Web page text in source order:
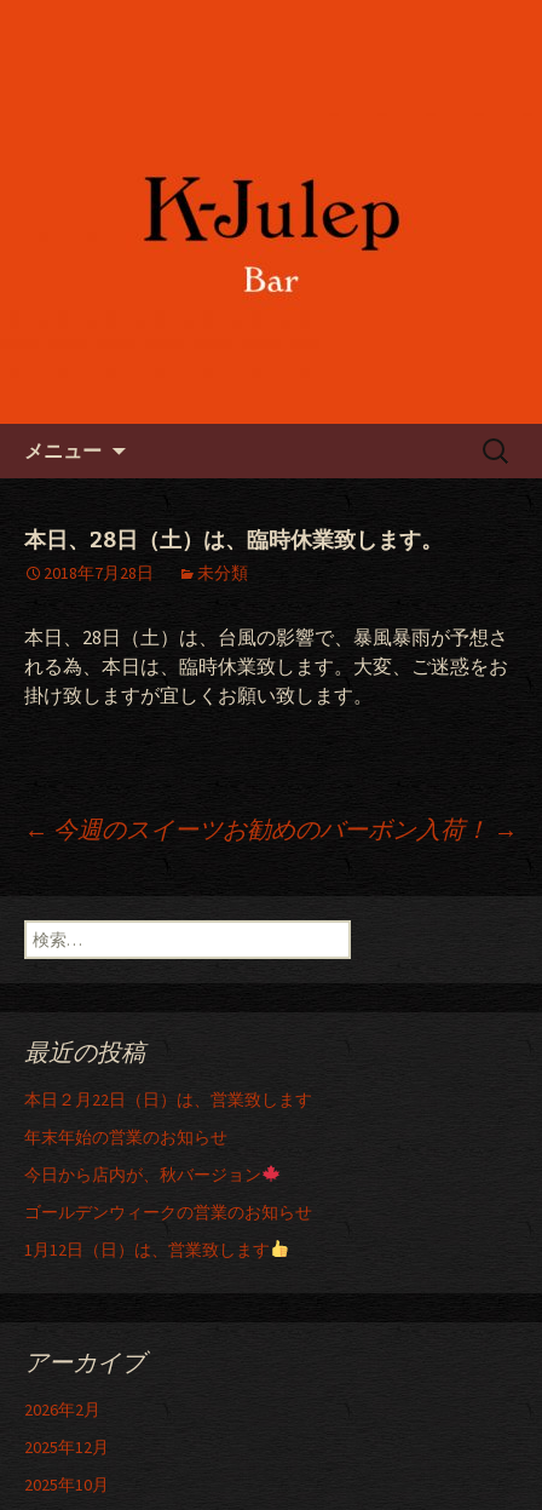
メニュー
検
本日、28日（土）は、臨時休業致します。
2018年7月28日 未分類
本日、28日（土）は、台風の影響で、暴風暴雨が予想さ
れる為、本日は、臨時休業致します。大変、ご迷惑をお
掛け致しますが宜しくお願い致します。
← 今週のスイーツお勧めのバーボン入荷！ →
検索:
最近の投稿
本日２月22日（日）は、営業致します
年末年始の営業のお知らせ
今日から店内が、秋バージョン
ゴールデンウィークの営業のお知らせ
1月12日（日）は、営業致します
アーカイブ
2026年2月
2025年12月
2025年10月